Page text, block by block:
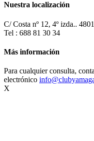
Nuestra localización
C/ Costa nº 12, 4º izda..
Tel : 688 81 30 34
Más información
Para cualquier consulta,
electrónico
X